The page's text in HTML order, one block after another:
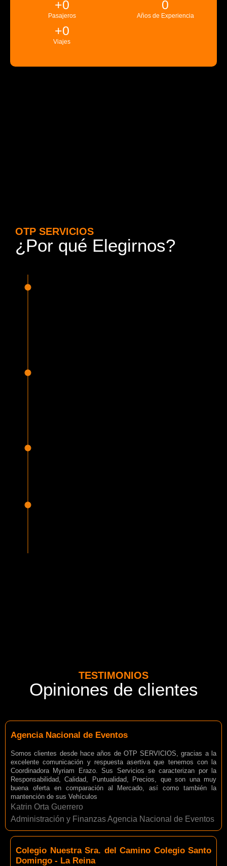
Pasajeros
+0
Años de Experiencia
0
Viajes
+0
OTP SERVICIOS
¿Por qué Elegirnos?
TESTIMONIOS
Opiniones de clientes
Agencia Nacional de Eventos
Somos clientes desde hace años de OTP SERVICIOS, gracias a la
excelente comunicación y respuesta asertiva que tenemos con la
Coordinadora Myriam Erazo. Sus Servicios se caracterizan por la
Responsabilidad, Calidad, Puntualidad, Precios, que son una muy
buena oferta en comparación al Mercado, así como también la
mantención de sus Vehículos
Katrin Orta Guerrero
Administración y Finanzas Agencia Nacional de Eventos
Colegio Nuestra Sra. del Camino Colegio Santo
Domingo - La Reina